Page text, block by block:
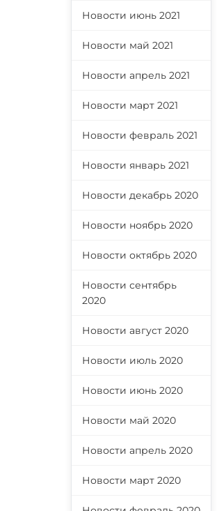
Новости июнь 2021
Новости май 2021
Новости апрель 2021
Новости март 2021
Новости февраль 2021
Новости январь 2021
Новости декабрь 2020
Новости ноябрь 2020
Новости октябрь 2020
Новости сентябрь
2020
Новости август 2020
Новости июль 2020
Новости июнь 2020
Новости май 2020
Новости апрель 2020
Новости март 2020